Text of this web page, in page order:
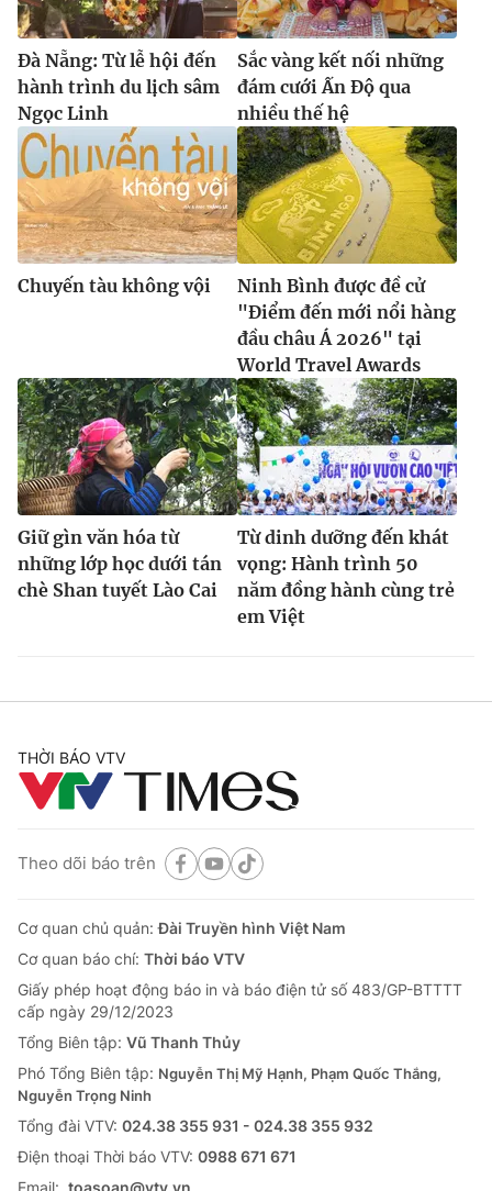
Đà Nẵng: Từ lễ hội đến
hành trình du lịch sâm
Ngọc Linh
Sắc vàng kết nối những
đám cưới Ấn Độ qua
nhiều thế hệ
Chuyến tàu không vội
Ninh Bình được đề cử
"Điểm đến mới nổi hàng
đầu châu Á 2026" tại
World Travel Awards
Giữ gìn văn hóa từ
những lớp học dưới tán
chè Shan tuyết Lào Cai
Từ dinh dưỡng đến khát
vọng: Hành trình 50
năm đồng hành cùng trẻ
em Việt
THỜI BÁO VTV
Theo dõi báo trên
Cơ quan chủ quản:Đài Truyền hình Việt Nam
Cơ quan báo chí: Thời báo VTV
Giấy phép hoạt động báo in và báo điện tử số 483/GP-BTTTT
cấp ngày 29/12/2023
Tổng Biên tập: Vũ Thanh Thủy
Phó Tổng Biên tập: Nguyễn Thị Mỹ Hạnh, Phạm Quốc Thắng,
Nguyễn Trọng Ninh
Tổng đài VTV: 024.38 355 931 - 024.38 355 932
Ðiện thoại Thời báo VTV: 0988 671 671
Email: toasoan@vtv.vn